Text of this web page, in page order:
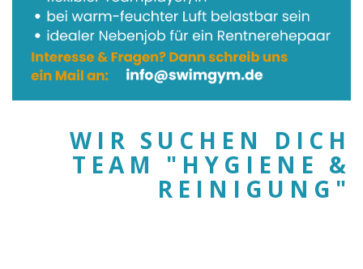
WIR SUCHEN DICH
TEAM "HYGIENE &
REINIGUNG"